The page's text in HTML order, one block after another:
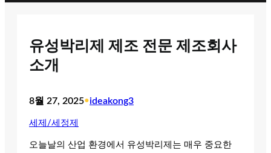
유성박리제 제조 전문 제조회사
소개
8월 27, 2025•ideakong3
세제/세정제
오늘날의 산업 환경에서 유성박리제는 매우 중요한